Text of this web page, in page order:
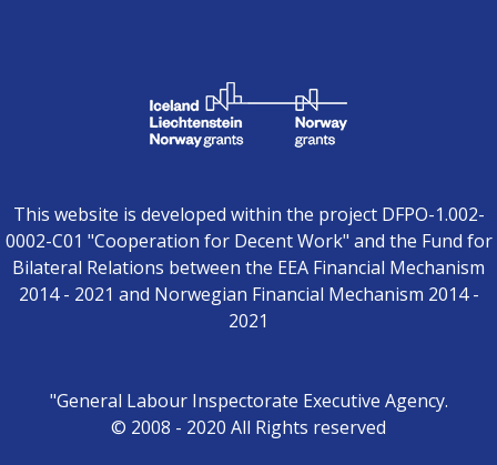
This website is developed within the project DFPO-1.002-
0002-C01 "Cooperation for Decent Work" and the Fund for
Bilateral Relations between the EEA Financial Mechanism
2014 - 2021 and Norwegian Financial Mechanism 2014 -
2021
"General Labour Inspectorate Executive Agency.
© 2008 - 2020 All Rights reserved